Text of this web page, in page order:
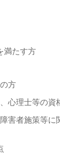
満たす方
方
心理士等の資
害者施策等に